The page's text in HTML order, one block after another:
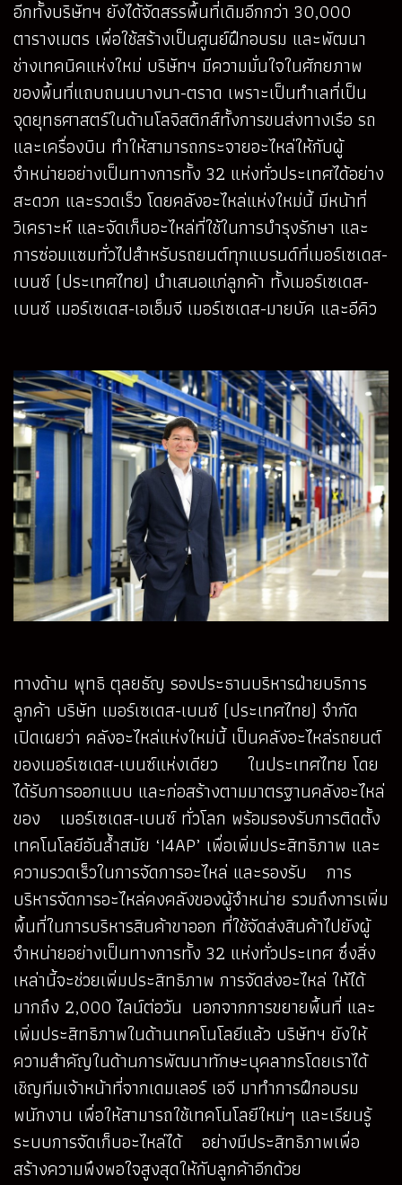
อีกทั้งบริษัทฯ ยังได้จัดสรรพื้นที่เดิมอีกกว่า 30,000
ตารางเมตร เพื่อใช้สร้างเป็นศูนย์ฝึกอบรม และพัฒนา
ช่างเทคนิคแห่งใหม่ บริษัทฯ มีความมั่นใจในศักยภาพ
ของพื้นที่แถบถนนบางนา-ตราด เพราะเป็นทำเลที่เป็น
จุดยุทธศาสตร์ในด้านโลจิสติกส์ทั้งการขนส่งทางเรือ รถ
และเครื่องบิน ทำให้สามารถกระจายอะไหล่ให้กับผู้
จำหน่ายอย่างเป็นทางการทั้ง 32 แห่งทั่วประเทศได้อย่าง
สะดวก และรวดเร็ว โดยคลังอะไหล่แห่งใหม่นี้ มีหน้าที่
วิเคราะห์ และจัดเก็บอะไหล่ที่ใช้ในการบำรุงรักษา และ
การซ่อมแซมทั่วไปสำหรับรถยนต์ทุกแบรนด์ที่เมอร์เซเดส-
เบนซ์ (ประเทศไทย) นำเสนอแก่ลูกค้า ทั้งเมอร์เซเดส-
เบนซ์ เมอร์เซเดส-เอเอ็มจี เมอร์เซเดส-มายบัค และอีคิว
ทางด้าน พุทธิ ตุลยธัญ รองประธานบริหารฝ่ายบริการ
ลูกค้า บริษัท เมอร์เซเดส-เบนซ์ (ประเทศไทย) จำกัด
เปิดเผยว่า คลังอะไหล่แห่งใหม่นี้ เป็นคลังอะไหล่รถยนต์
ของเมอร์เซเดส-เบนซ์แห่งเดียว ในประเทศไทย โดย
ได้รับการออกแบบ และก่อสร้างตามมาตรฐานคลังอะไหล่
ของ เมอร์เซเดส-เบนซ์ ทั่วโลก พร้อมรองรับการติดตั้ง
เทคโนโลยีอันล้ำสมัย ‘I4AP’ เพื่อเพิ่มประสิทธิภาพ และ
ความรวดเร็วในการจัดการอะไหล่ และรองรับ การ
บริหารจัดการอะไหล่คงคลังของผู้จำหน่าย รวมถึงการเพิ่ม
พื้นที่ในการบริหารสินค้าขาออก ที่ใช้จัดส่งสินค้าไปยังผู้
จำหน่ายอย่างเป็นทางการทั้ง 32 แห่งทั่วประเทศ ซึ่งสิ่ง
เหล่านี้จะช่วยเพิ่มประสิทธิภาพ การจัดส่งอะไหล่ ให้ได้
มากถึง 2,000 ไลน์ต่อวัน นอกจากการขยายพื้นที่ และ
เพิ่มประสิทธิภาพในด้านเทคโนโลยีแล้ว บริษัทฯ ยังให้
ความสำคัญในด้านการพัฒนาทักษะบุคลากรโดยเราได้
เชิญทีมเจ้าหน้าที่จากเดมเลอร์ เอจี มาทำการฝึกอบรม
พนักงาน เพื่อให้สามารถใช้เทคโนโลยีใหม่ๆ และเรียนรู้
ระบบการจัดเก็บอะไหล่ได้ อย่างมีประสิทธิภาพเพื่อ
สร้างความพึงพอใจสูงสุดให้กับลูกค้าอีกด้วย